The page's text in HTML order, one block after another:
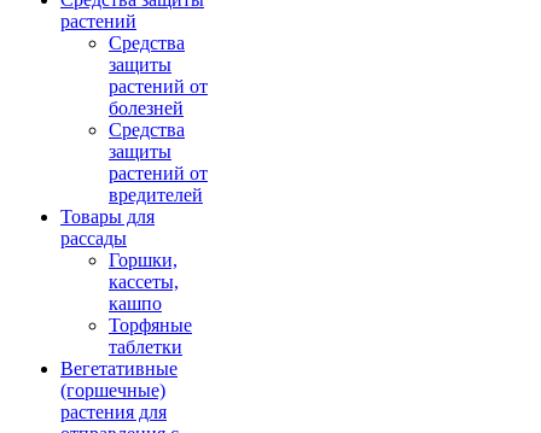
растений
Средства
защиты
растений от
болезней
Средства
защиты
растений от
вредителей
Товары для
рассады
Горшки,
кассеты,
кашпо
Торфяные
таблетки
Вегетативные
(горшечные)
растения для